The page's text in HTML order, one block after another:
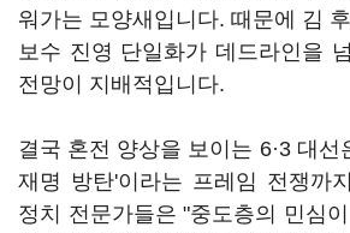
워가는 모양새입니다. 때문에 김
보수 진영 단일화가 데드라인을
전망이 지배적입니다.
결국 혼전 양상을 보이는 6·3 대선
재명 방탄'이라는 프레임 전쟁까
정치 전문가들은 "중도층의 민심